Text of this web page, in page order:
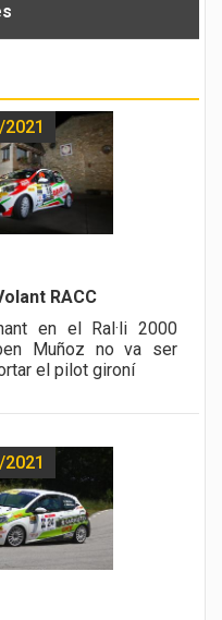
RACC
en el Ral·li 2000
Muñoz no va ser
el pilot gironí